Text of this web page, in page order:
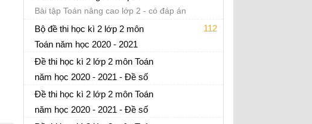
Bài tập Toán nâng cao lớp 2 - có đáp án
Bộ đề thi học kì 2 lớp 2 môn
Toán năm học 2020 - 2021
112
Đề thi cuối học kì 2 môn Toán lớp 2 - có đáp án
Đề thi học kì 2 lớp 2 môn Toán
năm học 2020 - 2021 - Đề số
6
Đề thi cuối học kì 2 môn Toán lớp 2 - có đáp án
Đề thi học kì 2 lớp 2 môn Toán
năm học 2020 - 2021 - Đề số
Đề thi cuối học kì 2 môn Toán lớp 2 - có đáp án